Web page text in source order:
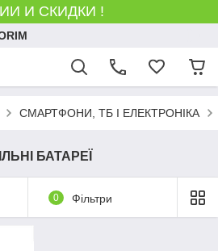
И СКИДКИ !
СМАРТФОНИ, ТБ І ЕЛЕКТРОНІКА
БАТАРЕЇ
0 Фільтри